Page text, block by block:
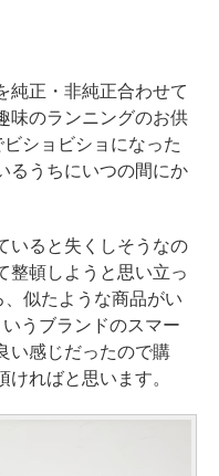
正・非純正合わせて
味のランニングのお供
ショビショになった
るうちにいつの間にか
いると失くしそうなの
整頓しようと思い立っ
似たような商品がい
うブランドのスマー
い感じだったので購
ればと思います。